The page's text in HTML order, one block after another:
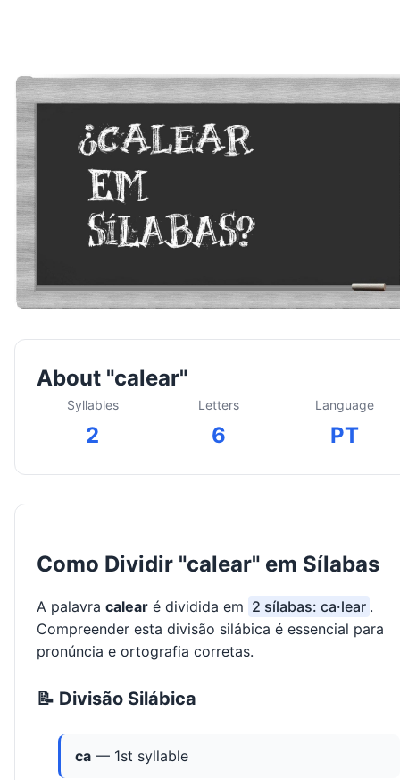
About "calear"
Syllables
2
Letters
6
Language
PT
Como Dividir "calear" em Sílabas
A palavra calear é dividida em 2 sílabas: ca·lear .
Compreender esta divisão silábica é essencial para
pronúncia e ortografia corretas.
📝 Divisão Silábica
ca — 1st syllable